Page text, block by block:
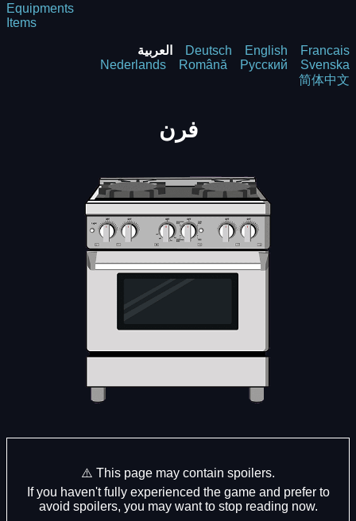
Equipments
Items
العربية Deutsch English
Francais
Nederlands
Română Русский
Svenska
简体中文
فرن
⚠️ This page may contain spoilers.
If you haven't fully experienced the game and prefer to
avoid spoilers, you may want to stop reading now.